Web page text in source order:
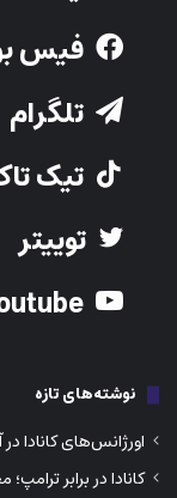
نوشته‌های تازه
اورژانس‌های کانادا
کانادا در برابر
پایان صف‌های طولانی؟
راز آرام کردن